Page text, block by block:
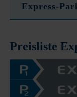
Express-
Preisliste